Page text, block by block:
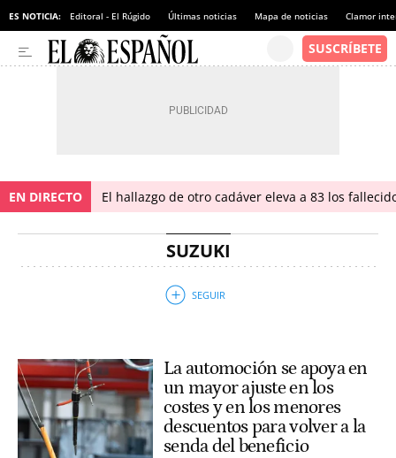
ES NOTICIA: Editoral - El Rúgido Últimas noticias Mapa de noticias Clamor
EN DIRECTO El hallazgo de otro cadáver eleva a 83 los
SUZUKI
La automoción se apoya en
un mayor ajuste en los
costes y en los menores
descuentos para volver a la
senda del beneficio